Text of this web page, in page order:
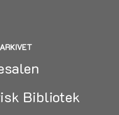
Bibliotek